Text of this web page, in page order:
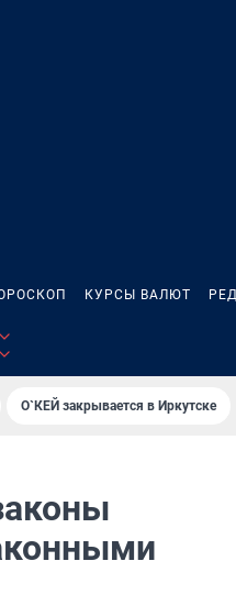
КУРСЫ ВАЛЮТ
О`КЕЙ закрывается в Иркутске